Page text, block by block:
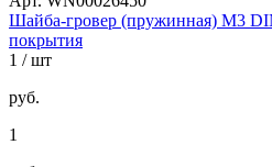
Шайба-гровер (пружинная) М3
покрытия
1 / шт
руб.
1